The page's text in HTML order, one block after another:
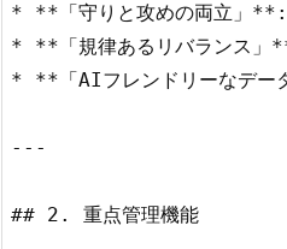
* **「守りと攻めの両立」**:
* **「規律あるリバランス」
* **「AIフレンドリーなデー
---
## 2. 重点管理機能